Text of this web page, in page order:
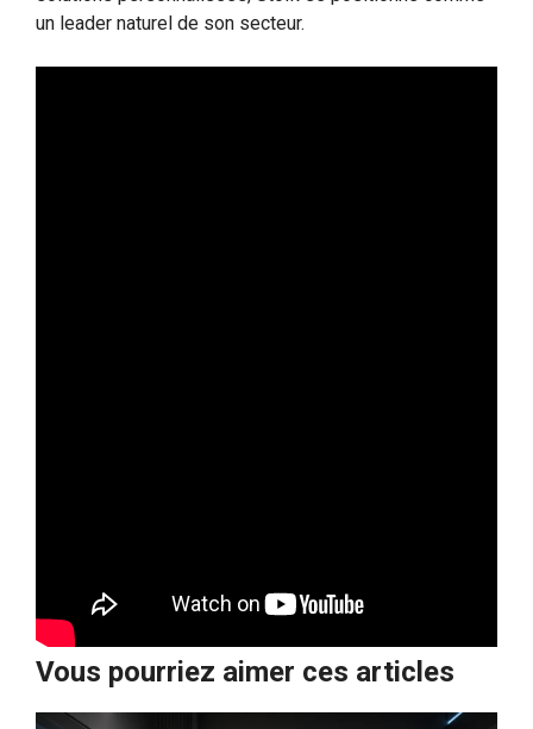
un leader naturel de son secteur.
Vous pourriez aimer ces articles